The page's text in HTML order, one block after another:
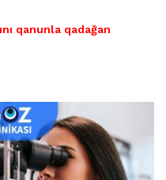
qanunla qadağan